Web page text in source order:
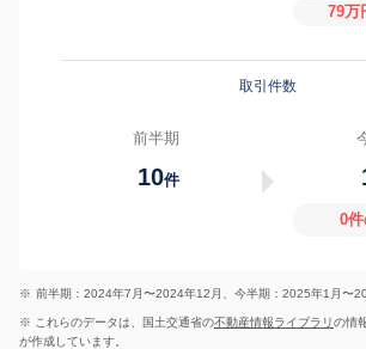
79万
取引件数
前半期
10件
0件
※ 前半期：2024年7月〜2024年12月、今半期：2025年1月〜
※ これらのデータは、国土交通省の不動産情報ライブラリの情
が作成しています。